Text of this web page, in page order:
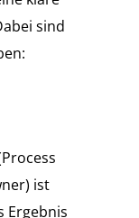
sind
ist
Ergebnis